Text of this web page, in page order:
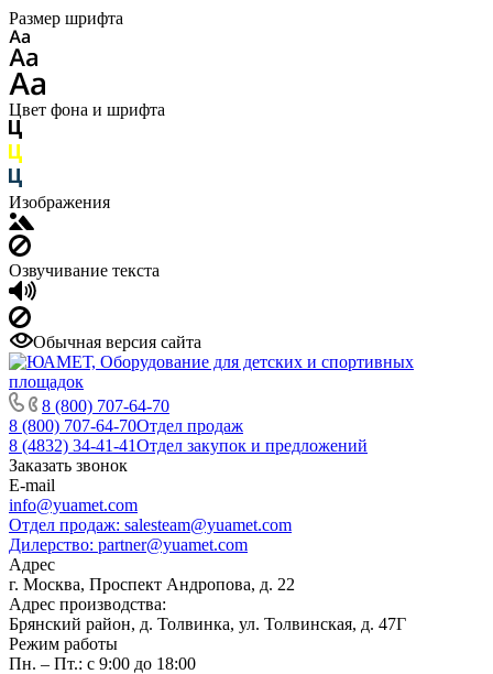
Размер шрифта
Цвет фона и шрифта
Изображения
Озвучивание текста
Обычная версия сайта
8 (800) 707-64-70
8 (800) 707-64-70Отдел продаж
8 (4832) 34-41-41Отдел закупок и предложений
Заказать звонок
E-mail
info@yuamet.com
Отдел продаж: salesteam@yuamet.com
Дилерство: partner@yuamet.com
Адрес
г. Москва, Проспект Андропова, д. 22
Адрес производства:
Брянский район, д. Толвинка, ул. Толвинская, д. 47Г
Режим работы
Пн. – Пт.: с 9:00 до 18:00